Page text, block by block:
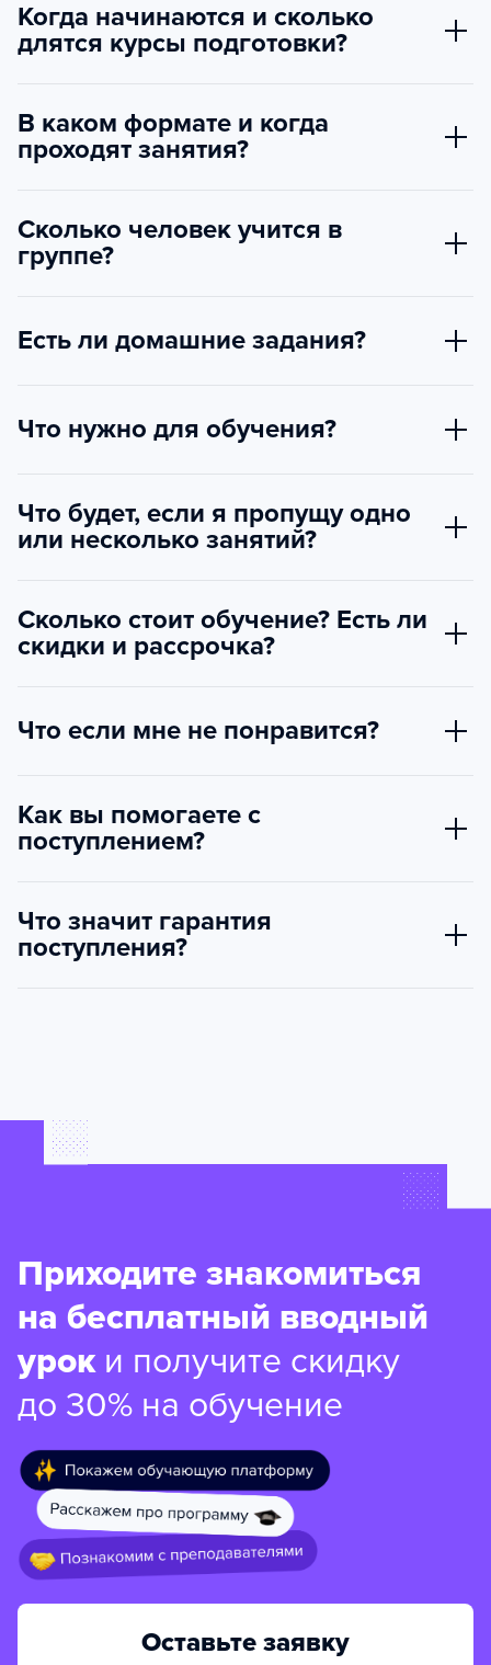
Когда начинаются и сколько
длятся курсы подготовки?
В каком формате и когда
проходят занятия?
Сколько человек учится в
группе?
Есть ли домашние задания?
Что нужно для обучения?
Что будет, если я пропущу одно
или несколько занятий?
Сколько стоит обучение? Есть ли
скидки и рассрочка?
Что если мне не понравится?
Как вы помогаете с
поступлением?
Что значит гарантия
поступления?
Приходите знакомиться
на бесплатный вводный
уроки получите скидку
до 30% на обучение
Оставьте заявку